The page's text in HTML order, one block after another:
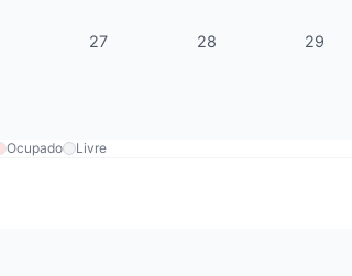
27 28 29
Ocupado Livre